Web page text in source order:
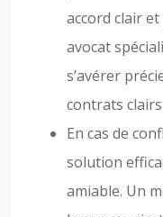
accord clair et
avocat
s’avérer
contrats
En cas de
solution
amiable. Un